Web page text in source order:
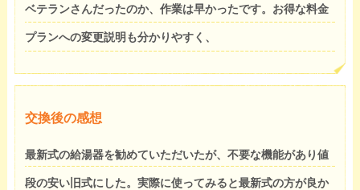
ベテランさんだったのか、作業は早かったです。お得な料金
プランへの変更説明も分かりやすく、
交換後の感想
最新式の給湯器を勧めていただいたが、不要な機能があり値
段の安い旧式にした。実際に使ってみると最新式の方が良か